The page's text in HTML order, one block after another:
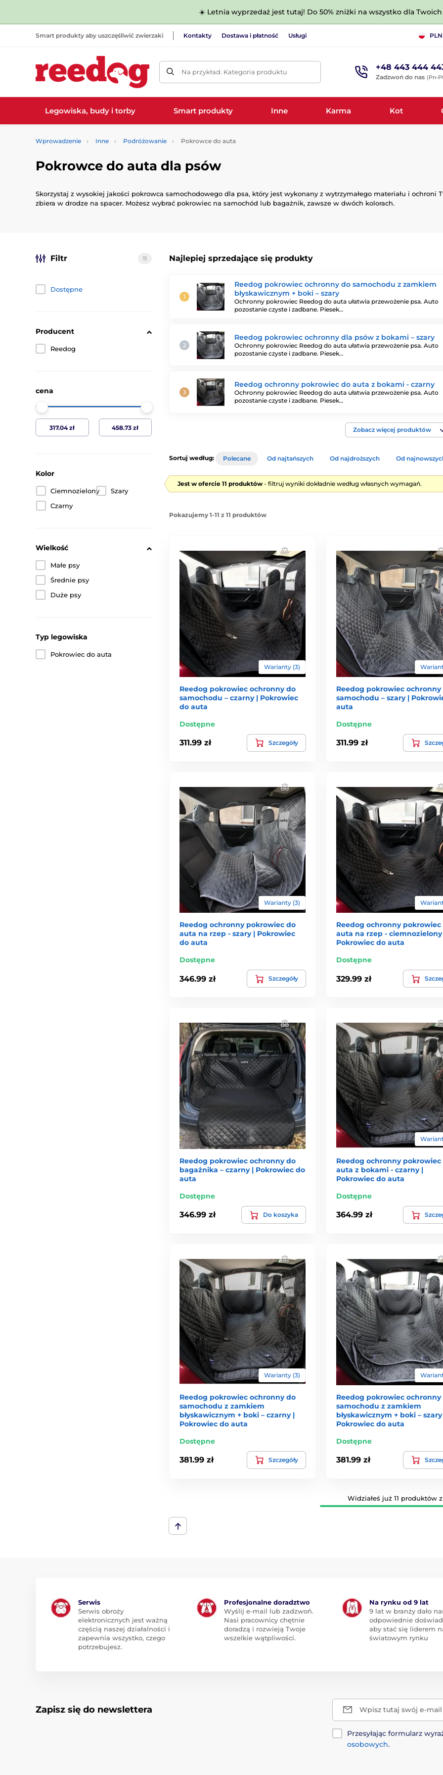
☀️ Letnia wyprzedaż jest tutaj! Do 50% zniżki na wszystko dla
Smart produkty aby uszczęśliwić zwierzaki Kontakty Dostawa i płatność Usługi PLN
Na przykład. Kategoria produktu +48 443 444
Zadzwoń do nas (Pn-
Legowiska, budy i torby Smart produkty Inne Karma Kot
Wprowadzenie Inne Podróżowanie Pokrowce do auta
Pokrowce do auta dla psów
Skorzystaj z wysokiej jakości pokrowca samochodowego dla psa, który jest wykonany z wytrzymałego materiału i
zbiera w drodze na spacer. Możesz wybrać pokrowiec na samochód lub bagażnik, zawsze w dwóch kolorach.
Najlepiej sprzedające się produkty
Reedog pokrowiec ochronny do samochodu z zamkiem
błyskawicznym + boki – szary
Ochronny pokrowiec Reedog do auta ułatwia przewożenie psa. Auto
pozostanie czyste i zadbane. Piesek…
Reedog pokrowiec ochronny dla psów z bokami – szary
Ochronny pokrowiec Reedog do auta ułatwia przewożenie psa. Auto
pozostanie czyste i zadbane. Piesek…
Reedog ochronny pokrowiec do auta z bokami - czarny
Ochronny pokrowiec Reedog do auta ułatwia przewożenie psa. Auto
pozostanie czyste i zadbane. Piesek…
Zobacz więcej produktów
Filtr 11
Dostępne
Producent
Reedog
cena
Kolor
Ciemnozielony
Szary
Czarny
Wielkość
Małe psy
Średnie psy
Duże psy
Typ legowiska
Pokrowiec do auta
Sortuj według: Polecane Od najtańszych Od najdroższych Od
Jest w ofercie 11 produktów - filtruj wyniki dokładnie według własnych wymagań.
Pokazujemy 1-11 z 11 produktów
Warianty (3)
Reedog pokrowiec ochronny do
samochodu – czarny | Pokrowiec
do auta
Dostępne
311.99 zł Szczegóły
Reedog pokrowiec ochronny
samochodu – szary |
auta
Dostępne
311.99 zł
Warianty (3)
Reedog ochronny pokrowiec do
auta na rzep - szary | Pokrowiec
do auta
Dostępne
346.99 zł Szczegóły
Reedog ochronny pokrowiec
auta na rzep - ciemnozielony
Pokrowiec do auta
Dostępne
329.99 zł
Reedog pokrowiec ochronny do
bagażnika – czarny | Pokrowiec do
auta
Dostępne
346.99 zł Do koszyka
Reedog ochronny pokrowiec
auta z bokami - czarny |
Pokrowiec do auta
Dostępne
364.99 zł
Warianty (3)
Reedog pokrowiec ochronny do
samochodu z zamkiem
błyskawicznym + boki – czarny |
Pokrowiec do auta
Dostępne
381.99 zł Szczegóły
Reedog pokrowiec ochronny
samochodu z zamkiem
błyskawicznym + boki – szary
Pokrowiec do auta
Dostępne
381.99 zł
Widziałeś już 11 produktów z
Serwis
Serwis obroży
elektronicznych jest ważną
częścią naszej działalności i
zapewnia wszystko, czego
potrzebujesz.
Profesjonalne doradztwo
Wyślij e-mail lub zadzwoń.
Nasi pracownicy chętnie
doradzą i rozwieją Twoje
wszelkie wątpliwości.
Na rynku od 9 lat
9 lat w branży dało
odpowiednie
aby stać się liderem
światowym rynku
Zapisz się do newslettera Wpisz tutaj swój e-mail
Przesyłając formularz
osobowych.